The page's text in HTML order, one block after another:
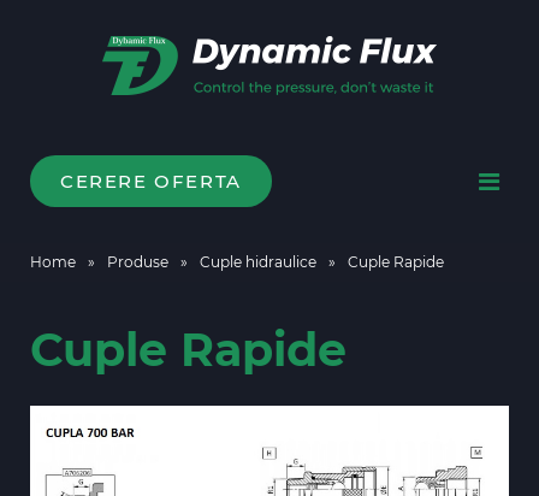
CERERE OFERTA
Home » Produse » Cuple hidraulice » Cuple Rapide
Cuple Rapide